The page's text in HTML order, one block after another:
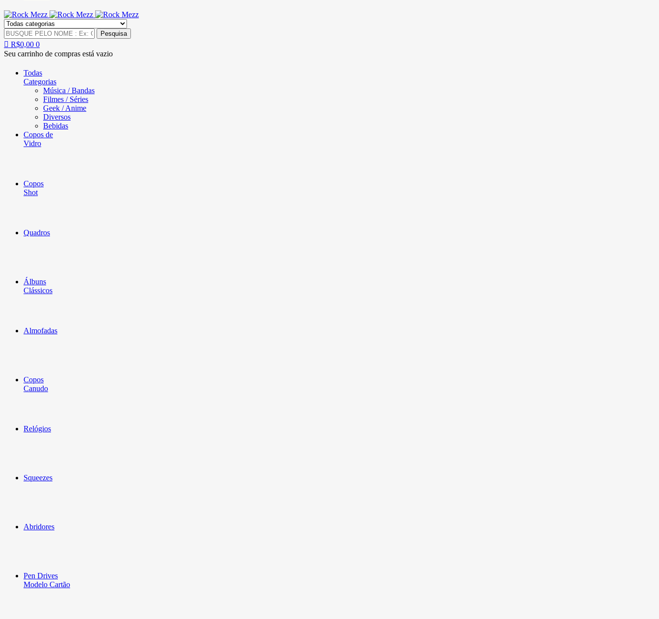
R$0,00 0
Seu carrinho de compras está vazio
Todas
Categorias
Música / Bandas
Filmes / Séries
Geek / Anime
Diversos
Bebidas
Copos de
Vidro
Copos
Shot
Quadros
Álbuns
Clássicos
Almofadas
Copos
Canudo
Relógios
Squeezes
Abridores
Pen Drives
Modelo Cartão